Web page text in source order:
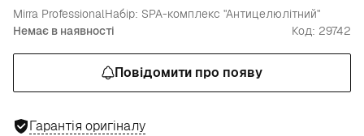
Mirra ProfessionalНабір: SPA-комплекс "Антицелюлітний"
Немає в наявності
Код: 29742
Повідомити про появу
Гарантія оригіналу